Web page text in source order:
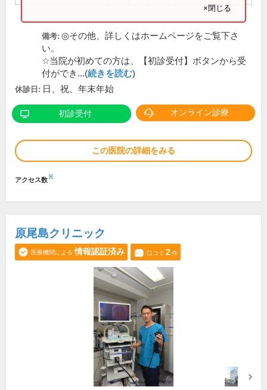
×閉じる
備考: ◎その他、詳しくはホームページをご覧下さ
い。
☆当院が初めての方は、【初診受付】ボタンから受
付ができ...(続きを読む)
休診日: 日、祝、年末年始
初診受付 オンライン診療
この医院の詳細をみる
アクセス数※
原尾島クリニック
医療機関による 情報認証済み 口コミ 2件